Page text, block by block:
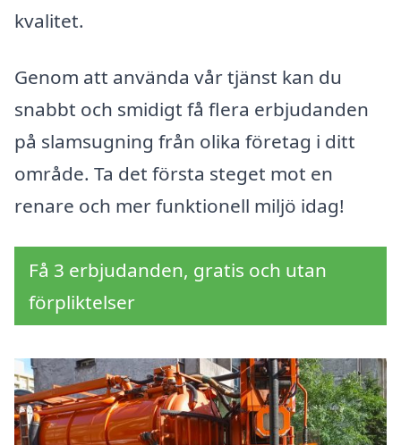
kvalitet.
Genom att använda vår tjänst kan du
snabbt och smidigt få flera erbjudanden
på slamsugning från olika företag i ditt
område. Ta det första steget mot en
renare och mer funktionell miljö idag!
Få 3 erbjudanden, gratis och utan
förpliktelser